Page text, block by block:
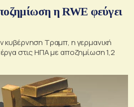
η RWE φεύγει
κυβέρνηση Τραμπ, η γερμανική
έργα στις ΗΠΑ με αποζημίωση 1,2